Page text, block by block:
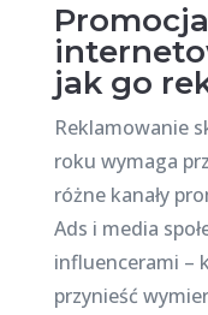
jak go
Reklamowanie
roku wymaga
różne kanały
Ads i media
influencerami –
przynieść